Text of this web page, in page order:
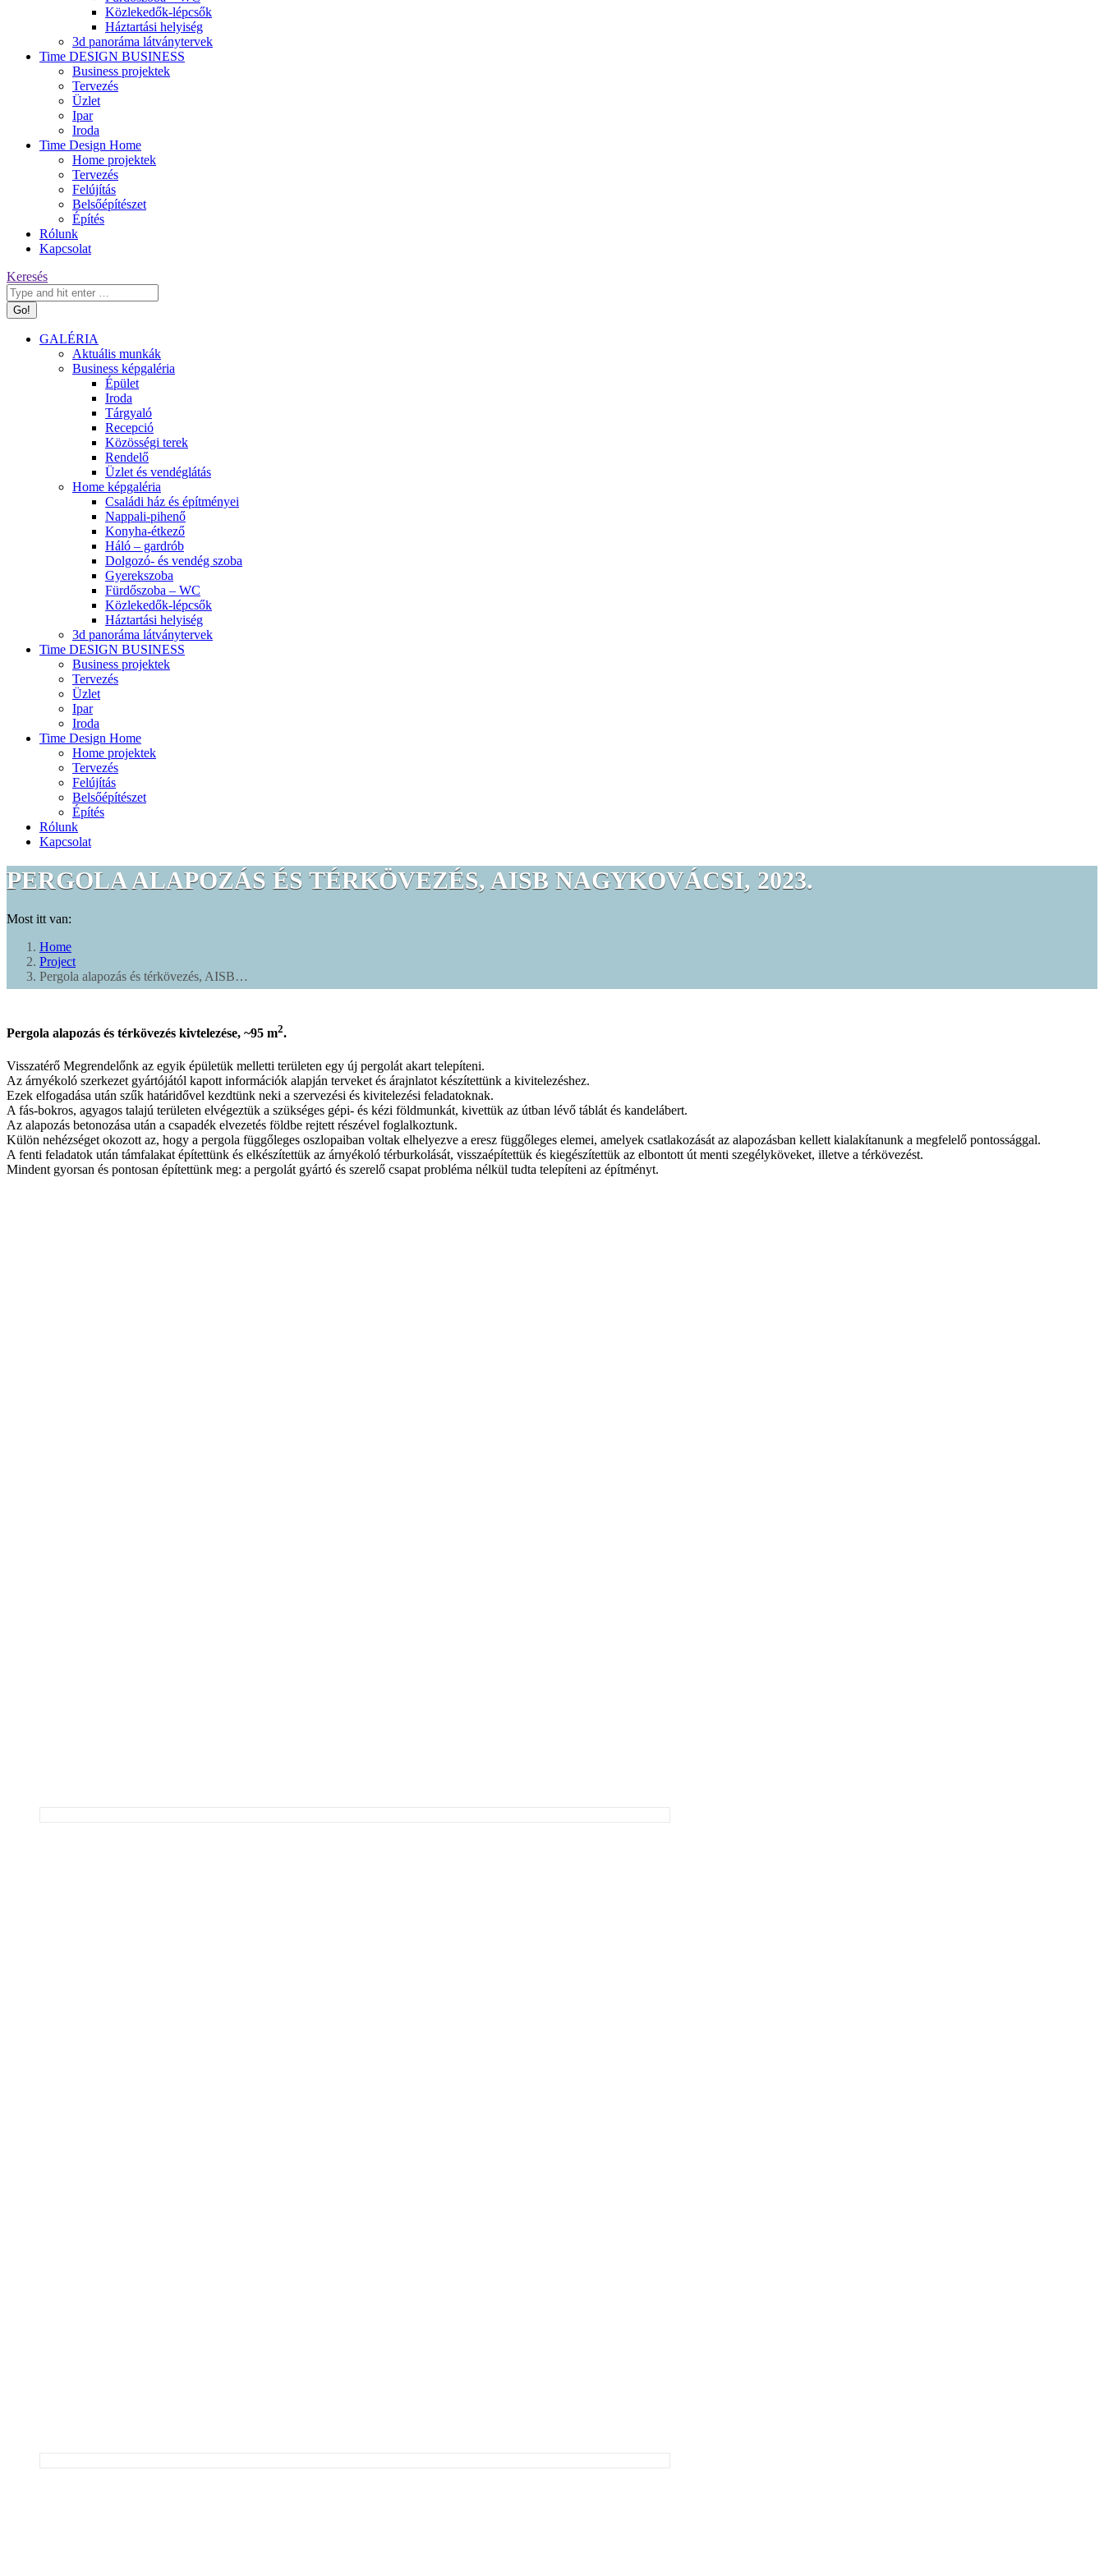
Közlekedők-lépcsők
Háztartási helyiség
3d panoráma látványtervek
Time DESIGN BUSINESS
Business projektek
Tervezés
Üzlet
Ipar
Iroda
Time Design Home
Home projektek
Tervezés
Felújítás
Belsőépítészet
Építés
Rólunk
Kapcsolat
Keresés:
Keresés
GALÉRIA
Aktuális munkák
Business képgaléria
Épület
Iroda
Tárgyaló
Recepció
Közösségi terek
Rendelő
Üzlet és vendéglátás
Home képgaléria
Családi ház és építményei
Nappali-pihenő
Konyha-étkező
Háló – gardrób
Dolgozó- és vendég szoba
Gyerekszoba
Fürdőszoba – WC
Közlekedők-lépcsők
Háztartási helyiség
3d panoráma látványtervek
Time DESIGN BUSINESS
Business projektek
Tervezés
Üzlet
Ipar
Iroda
Time Design Home
Home projektek
Tervezés
Felújítás
Belsőépítészet
Építés
Rólunk
Kapcsolat
PERGOLA ALAPOZÁS ÉS TÉRKÖVEZÉS, AISB NAGYKOVÁCSI, 2023.
Most itt van:
Home
Project
Pergola alapozás és térkövezés, AISB…
Pergola alapozás és térkövezés kivtelezése, ~95 m2.
Visszatérő Megrendelőnk az egyik épületük melletti területen egy új pergolát akart telepíteni.
Az árnyékoló szerkezet gyártójától kapott információk alapján terveket és árajnlatot készítettünk a kivitelezéshez.
Ezek elfogadása után szűk határidővel kezdtünk neki a szervezési és kivitelezési feladatoknak.
A fás-bokros, agyagos talajú területen elvégeztük a szükséges gépi- és kézi földmunkát, kivettük az útban lévő táblát és kandelábert.
Az alapozás betonozása után a csapadék elvezetés földbe rejtett részével foglalkoztunk.
Külön nehézséget okozott az, hogy a pergola függőleges oszlopaiban voltak elhelyezve a eresz függőleges elemei, amelyek csatlakozását az alapozásban kellett kialakítanunk a megfelelő pontossággal.
A fenti feladatok után támfalakat építettünk és elkészítettük az árnyékoló térburkolását, visszaépítettük és kiegészítettük az elbontott út menti szegélyköveket, illetve a térkövezést.
Mindent gyorsan és pontosan építettünk meg: a pergolát gyártó és szerelő csapat probléma nélkül tudta telepíteni az építményt.